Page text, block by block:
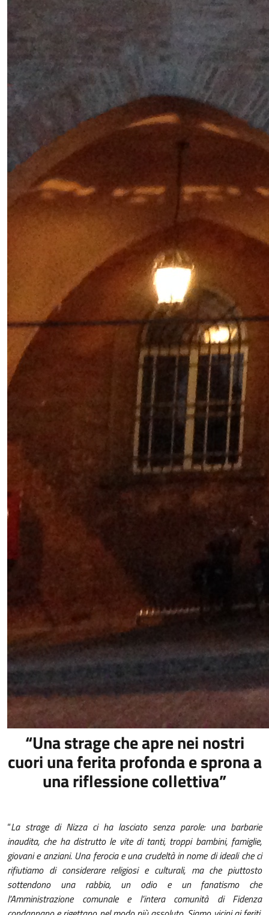
“Una strage che apre nei nostri
cuori una ferita profonda e sprona a
una riflessione collettiva”
“La strage di Nizza ci ha lasciato senza parole: una barbarie
inaudita, che ha distrutto le vite di tanti, troppi bambini, famiglie,
giovani e anziani. Una ferocia e una crudeltà in nome di ideali che ci
rifiutiamo di considerare religiosi e culturali, ma che piuttosto
sottendono una rabbia, un odio e un fanatismo che
l’Amministrazione comunale e l’intera comunità di Fidenza